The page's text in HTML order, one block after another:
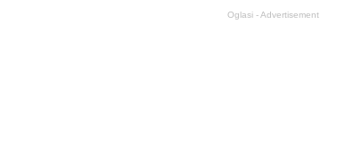
Oglasi - Advertisement